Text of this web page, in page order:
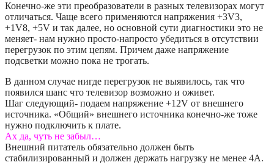
Конечно-же эти преобразователи в разных телевизорах могут
отличаться. Чаще всего применяются напряжения +3V3,
+1V8, +5V и так далее, но основной сути диагностики это не
меняет- нам нужно просто-напросто убедиться в отсутствии
перегрузок по этим цепям. Причем даже напряжение
подсветки можно пока не трогать.
В данном случае нигде перегрузок не выявилось, так что
появился шанс что телевизор возможно и оживет.
Шаг следующий- подаем напряжение +12V от внешнего
источника. «Общий» внешнего источника конечно-же тоже
нужно подключить к плате.
Ах да, чуть не забыл…
Внешний питатель обязательно должен быть
стабилизированный и должен держать нагрузку не менее 4A.